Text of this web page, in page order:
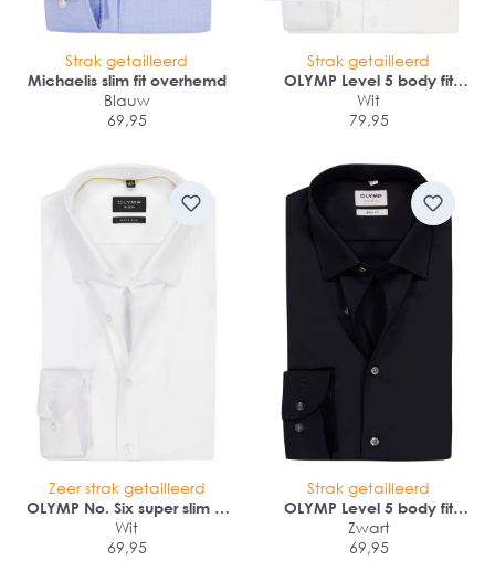
Strak getailleerd
Michaelis slim fit overhemd
Blauw
69,95
Strak getailleerd
OLYMP Level 5 body fit
overhemd
Wit
79,95
Zeer strak getailleerd
OLYMP No. Six super slim fit
overhemd
Wit
69,95
Strak getailleerd
OLYMP Level 5 body fit
overhemd
Zwart
69,95